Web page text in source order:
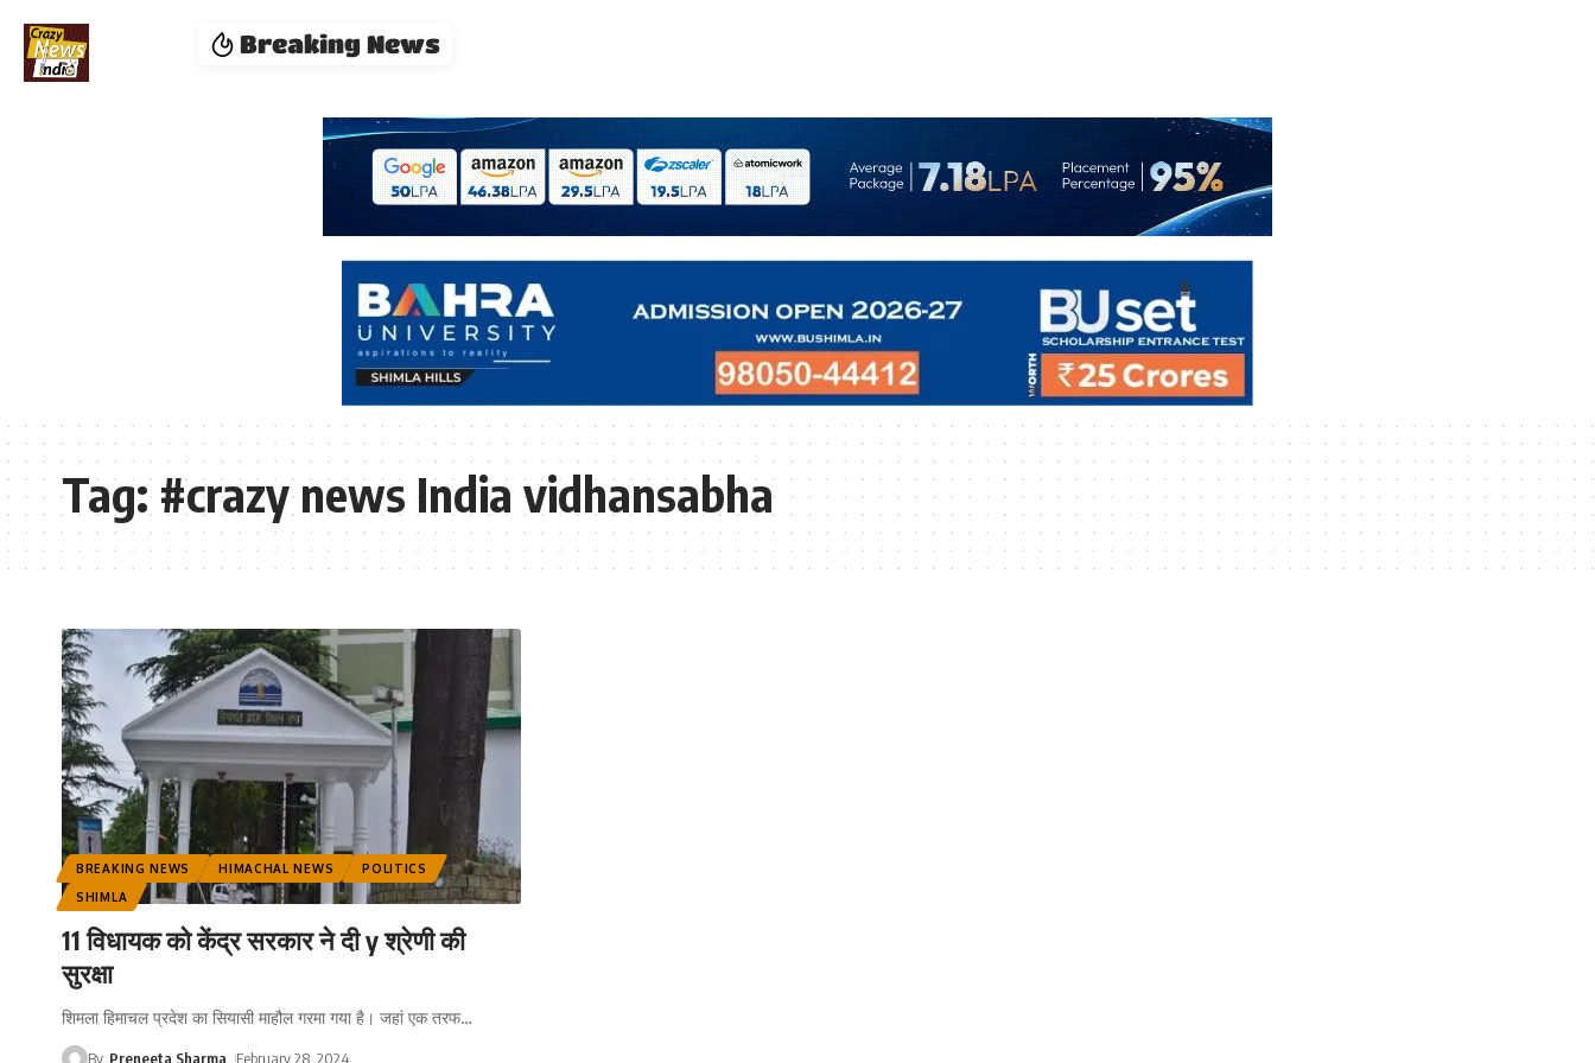
Breaking News
Tag:#crazy news India vidhansabha
BREAKING NEWS HIMACHAL NEWS
POLITICS
SHIMLA
11 विधायक को केंद्र सरकार ने दी y श्रेणी की
सुरक्षा
शिमला हिमाचल प्रदेश का सियासी माहौल गरमा गया है। जहां एक तरफ…
By Preneeta Sharma February 28, 2024